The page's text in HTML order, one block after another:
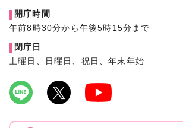
開庁時間
午前8時30分から午後5時15分まで
閉庁日
土曜日、日曜日、祝日、年末年始